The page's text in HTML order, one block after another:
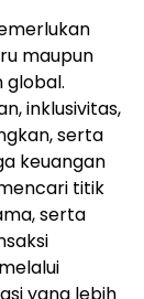
maupun
global.
inklusivitas,
serta
keuangan
titik
serta